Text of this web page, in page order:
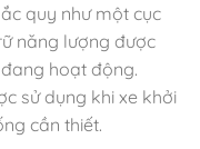
quy như một cục
năng lượng được
hoạt động.
sử dụng khi xe khởi
cần thiết.